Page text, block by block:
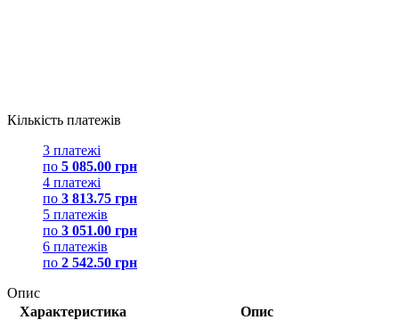
Кількість платежів
3 платежі
по 5 085.00 грн
4 платежі
по 3 813.75 грн
5 платежів
по 3 051.00 грн
6 платежів
по 2 542.50 грн
Опис
Характеристика
Опис